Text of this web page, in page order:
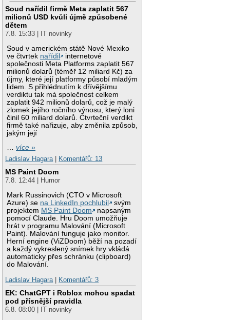
Soud nařídil firmě Meta zaplatit 567
milionů USD kvůli újmě způsobené
dětem
7.8. 15:33 | IT novinky
Soud v americkém státě Nové Mexiko
ve čtvrtek nařídil
internetové
společnosti Meta Platforms zaplatit 567
milionů dolarů (téměř 12 miliard Kč) za
újmy, které její platformy působí mladým
lidem. S přihlédnutím k dřívějšímu
verdiktu tak má společnost celkem
zaplatit 942 milionů dolarů, což je malý
zlomek jejího ročního výnosu, který loni
činil 60 miliard dolarů. Čtvrteční verdikt
firmě také nařizuje, aby změnila způsob,
jakým její
…více »
Ladislav Hagara
Komentářů: 13
MS Paint Doom
7.8. 12:44 | Humor
Mark Russinovich (CTO v Microsoft
Azure) se na LinkedIn pochlubil
svým
projektem MS Paint Doom
napsaným
pomocí Claude. Hru Doom umožňuje
hrát v programu Malování (Microsoft
Paint). Malování funguje jako monitor.
Herní engine (ViZDoom) běží na pozadí
a každý vykreslený snímek hry vkládá
automaticky přes schránku (clipboard)
do Malování.
Ladislav Hagara
Komentářů: 3
EK: ChatGPT i Roblox mohou spadat
pod přísnější pravidla
6.8. 08:00 | IT novinky